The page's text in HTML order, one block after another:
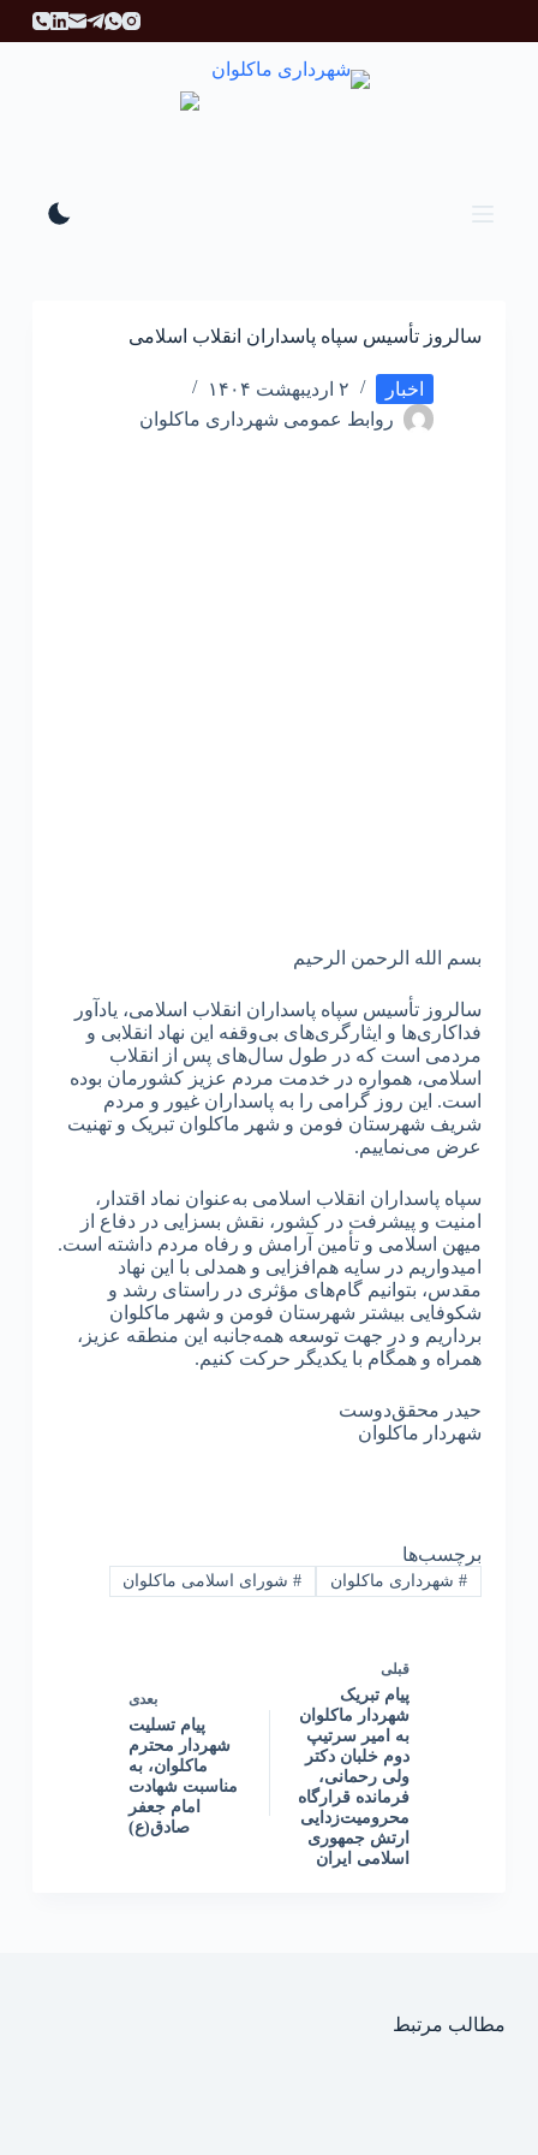
ر
سالروز تأسیس سپاه پاسداران انقلاب اسلامی
اخبار
۲ اردیبهشت ۱۴۰۴
روابط عمومی شهرداری ماکلوان
بسم الله الرحمن الرحیم
سالروز تأسیس سپاه پاسداران انقلاب اسلامی، یادآور
فداکاری‌ها و ایثارگری‌های بی‌وقفه این نهاد انقلابی و
مردمی است که در طول سال‌های پس از انقلاب
اسلامی، همواره در خدمت مردم عزیز کشورمان بوده
است. این روز گرامی را به پاسداران غیور و مردم
شریف شهرستان فومن و شهر ماکلوان تبریک و تهنیت
عرض می‌نماییم.
سپاه پاسداران انقلاب اسلامی به‌عنوان نماد اقتدار،
امنیت و پیشرفت در کشور، نقش بسزایی در دفاع از
میهن اسلامی و تأمین آرامش و رفاه مردم داشته است.
امیدواریم در سایه هم‌افزایی و همدلی با این نهاد
مقدس، بتوانیم گام‌های مؤثری در راستای رشد و
شکوفایی بیشتر شهرستان فومن و شهر ماکلوان
برداریم و در جهت توسعه همه‌جانبه این منطقه عزیز،
همراه و همگام با یکدیگر حرکت کنیم.
حیدر محقق‌دوست
شهردار ماکلوان
برچسب‌ها
#شهرداری ماکلوان #شورای اسلامی ماکلوان
قبلی
پیام تبریک
شهردار ماکلوان
به امیر سرتیپ
دوم خلبان دکتر
ولی رحمانی،
فرمانده قرارگاه
محرومیت‌زدایی
ارتش جمهوری
اسلامی ایران
بعدی
پیام تسلیت
شهردار محترم
ماکلوان، به
مناسبت شهادت
امام جعفر
صادق(ع)
مطالب مرتبط